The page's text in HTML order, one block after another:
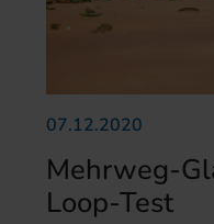
07.12.2020
Mehrweg-
Loop-Test